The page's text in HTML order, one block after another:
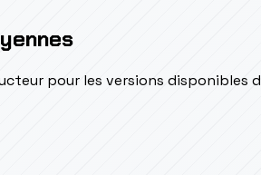
pour les versions disponibles